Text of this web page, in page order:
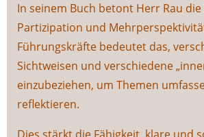
In seinem Buch betont Herr Rau
Partizipation und
Führungskräfte bedeutet das,
Sichtweisen und verschiedene
einzubeziehen, um Themen
reflektieren.